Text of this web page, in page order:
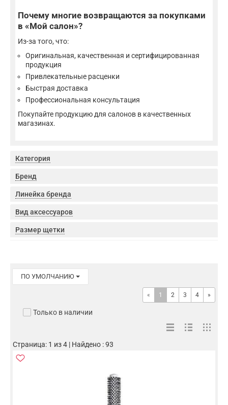
Почему многие возвращаются за покупками
в «Мой салон»?
Из-за того, что:
Оригинальная, качественная и сертифицированная
продукция
Привлекательные расценки
Быстрая доставка
Профессиональная консультация
Покупайте продукцию для салонов в качественных
магазинах.
Категория
Бренд
Линейка бренда
Вид аксессуаров
Размер щетки
ПО УМОЛЧАНИЮ
« 1 2 3 4 »
Только в наличии
Страница: 1 из 4 | Найдено : 93